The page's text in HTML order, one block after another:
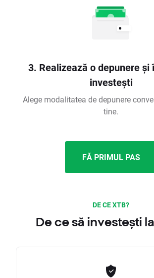
3. Realizează o depunere și
investești
Alege modalitatea de depunere
tine.
FĂ PRIMUL PAS
DE CE XTB?
De ce să investești